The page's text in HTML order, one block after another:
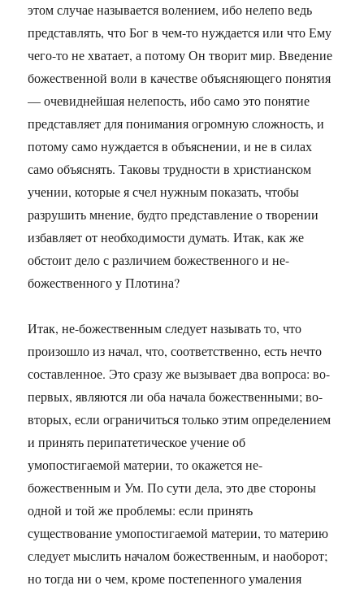
этом случае называется волением, ибо нелепо ведь
представлять, что Бог в чем-то нуждается или что Ему
чего-то не хватает, а потому Он творит мир. Введение
божественной воли в качестве объясняющего понятия
— очевиднейшая нелепость, ибо само это понятие
представляет для понимания огромную сложность, и
потому само нуждается в объяснении, и не в силах
само объяснять. Таковы трудности в христианском
учении, которые я счел нужным показать, чтобы
разрушить мнение, будто представление о творении
избавляет от необходимости думать. Итак, как же
обстоит дело с различием божественного и не-
божественного у Плотина?
Итак, не-божественным следует называть то, что
произошло из начал, что, соответственно, есть нечто
составленное. Это сразу же вызывает два вопроса: во-
первых, являются ли оба начала божественными; во-
вторых, если ограничиться только этим определением
и принять перипатетическое учение об
умопостигаемой материи, то окажется не-
божественным и Ум. По сути дела, это две стороны
одной и той же проблемы: если принять
существование умопостигаемой материи, то материю
следует мыслить началом божественным, и наоборот;
но тогда ни о чем, кроме постепенного умаления